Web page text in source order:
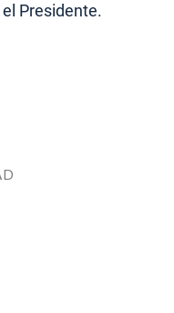
Presidente.